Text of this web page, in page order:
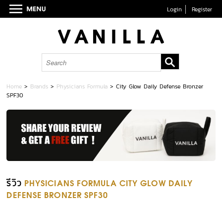
Login Register
Home > Brands > Physicians Formula >City Glow Daily Defense Bronzer
SPF30
รีวิว PHYSICIANS FORMULA CITY GLOW DAILY
DEFENSE BRONZER SPF30